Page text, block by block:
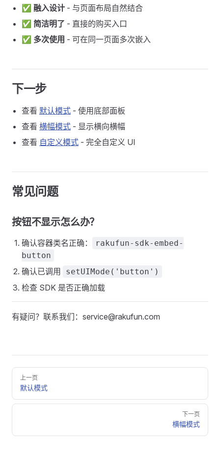
✅ 融入设计 - 与页面布局自然结合
✅ 简洁明了 - 直接的购买入口
✅ 多次使用 - 可在同一页面多次嵌入
下一步
查看 默认模式 - 使用底部面板
查看 横幅模式 - 显示横向横幅
查看 自定义模式 - 完全自定义 UI
常见问题
按钮不显示怎么办？
确认容器类名正确：
rakufun-sdk-embed-
button
确认已调用 setUIMode('button')
检查 SDK 是否正确加载
有疑问？联系我们：service@rakufun.com
Pager
上一页
默认模式
下一页
横幅模式